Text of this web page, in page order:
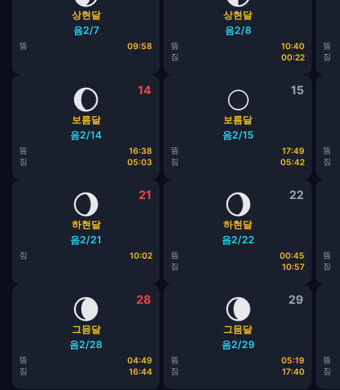
상현달
음2/7
뜸 09:58
상현달
음2/8
뜸
10:40
짐
00:22
뜸
짐
14
🌔
보름달
음2/14
뜸
16:38
짐
05:03
15
🌕
보름달
음2/15
뜸
17:49
짐
05:42
뜸
짐
21
🌖
하현달
음2/21
짐 10:02
22
🌖
하현달
음2/22
뜸
00:45
짐
10:57
뜸
짐
28
🌘
그믐달
음2/28
뜸
04:49
짐
16:44
29
🌘
그믐달
음2/29
뜸
05:19
짐
17:40
뜸
짐